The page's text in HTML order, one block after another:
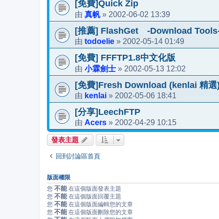
[免費]Quick Zip
由 真帆» 2002-06-02 13:39
[推薦] FlashGet -Download
由 todoelie » 2002-05-14 01:49
[免費] FFFTP1.8中文化版
由 小霖劍士 » 2002-05-13 12:02
[免費]Fresh Download (kenlai 精選)
由 kenlai » 2002-05-06 18:41
[分享]LeechFTP
由 Acers » 2002-04-29 10:15
發表主題
回到討論區首頁
版面權限
您 不能 在這個版面發表主題
您 不能 在這個版面回覆主題
您 不能 在這個版面編輯您的文章
您 不能 在這個版面刪除您的文章